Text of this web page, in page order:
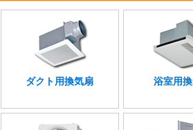
ダクト用換気扇 浴室用